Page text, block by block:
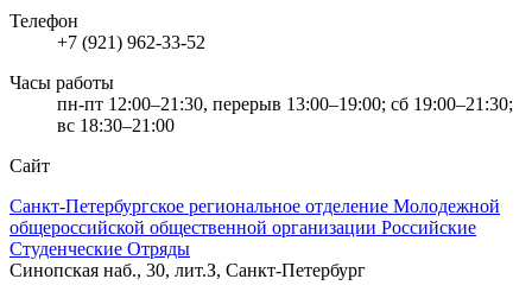
Телефон
+7 (921) 962-33-52
Часы работы
пн-пт 12:00–21:30, перерыв 13:00–19:00; сб 19:00–21:30;
вс 18:30–21:00
Сайт
Санкт-Петербургское региональное отделение Молодежной
общероссийской общественной организации Российские
Студенческие Отряды
Синопская наб., 30, лит.З, Санкт-Петербург